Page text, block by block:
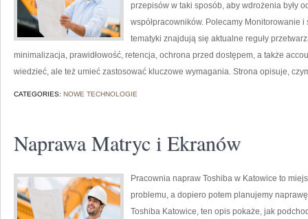
przepisów w taki sposób, aby wdrożenia były
współpracowników. Polecamy Monitorowanie
tematyki znajdują się aktualne reguły
minimalizacja, prawidłowość, retencja, ochrona przed dostępem, a także
wiedzieć, ale też umieć zastosować kluczowe wymagania. Strona opisuje,
CATEGORIES: NOWE TECHNOLOGIE
Naprawa Matryc i Ekranów
Pracownia napraw Toshiba w Katowice to
problemu, a dopiero potem planujemy
Toshiba Katowice, ten opis pokaże, jak